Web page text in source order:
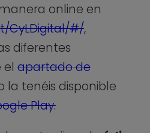
online en
CyLDigital/#/,
diferentes
el apartado de
la tenéis disponible
Play.